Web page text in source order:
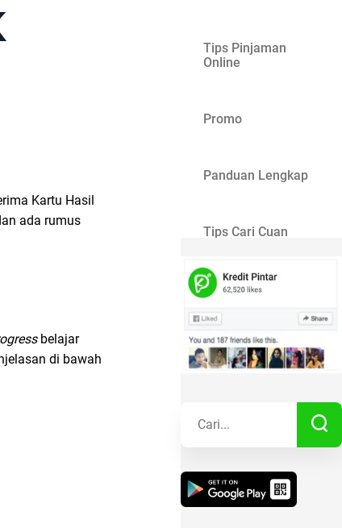
Kartu Hasil
ada rumus
belajar
di bawah
Tips Pinjaman
Online
Promo
Panduan Lengkap
Tips Cari Cuan
Gaya Hidup
Kisah Sukses